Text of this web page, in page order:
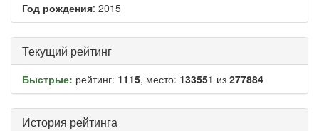
Год рождения: 2015
Текущий рейтинг
Быстрые: рейтинг: 1115, место: 133551 из 277884
История рейтинга